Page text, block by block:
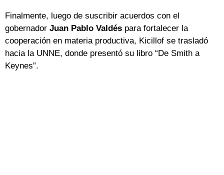
Finalmente, luego de suscribir acuerdos con el
gobernador Juan Pablo Valdés para fortalecer la
cooperación en materia productiva, Kicillof se trasladó
hacia la UNNE, donde presentó su libro “De Smith a
Keynes”.